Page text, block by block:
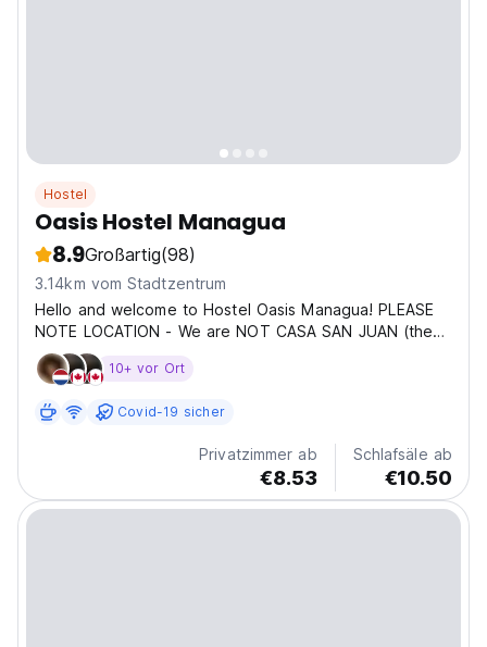
Hostel
Oasis Hostel Managua
8.9Großartig(98)
3.14km vom Stadtzentrum
Hello and welcome to Hostel Oasis Managua! PLEASE
NOTE LOCATION - We are NOT CASA SAN JUAN (the
white building on the corner) We are the blue hotel in
the roundabout with the two hammocks and plants on
10+ vor Ort
Covid-19 sicher
Privatzimmer ab
€8.53
Schlafsäle ab
€10.50